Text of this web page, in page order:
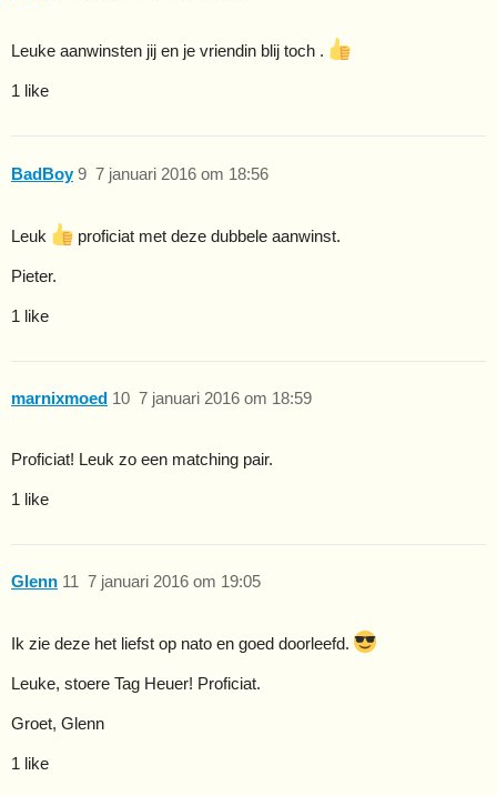
Leuke aanwinsten jij en je vriendin blij toch .
1 like
BadBoy 7 januari 2016 om 18:56
9
Leuk proficiat met deze dubbele aanwinst.
Pieter.
1 like
marnixmoed 7 januari 2016 om 18:59
10
Proficiat! Leuk zo een matching pair.
1 like
Glenn 7 januari 2016 om 19:05
11
Ik zie deze het liefst op nato en goed doorleefd.
Leuke, stoere Tag Heuer! Proficiat.
Groet, Glenn
1 like